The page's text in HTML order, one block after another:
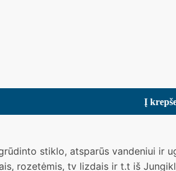
Į
stiklo, atsparūs vandeniui ir
rozetėmis, tv lizdais ir t.t iš